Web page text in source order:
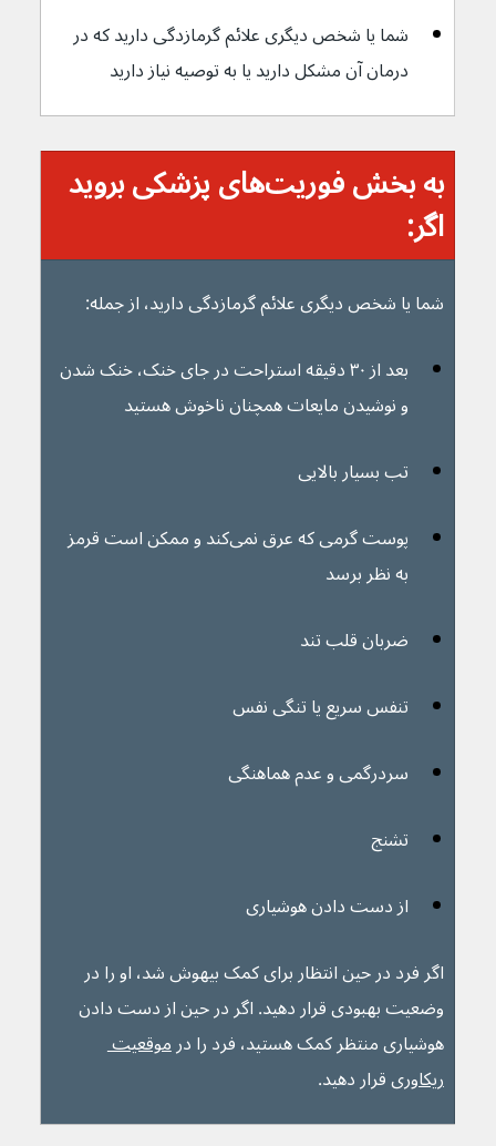
شما یا شخص دیگری علائم گرمازدگی دارید که در
درمان آن مشکل دارید یا به توصیه نیاز دارید
به بخش فوریت‌های پزشکی بروید
اگر:
شما یا شخص دیگری علائم گرمازدگی دارید، از جمله:
بعد از ۳۰ دقیقه استراحت در جای خنک، خنک شدن
و نوشیدن مایعات همچنان ناخوش هستید
تب بسیار بالایی
پوست گرمی که عرق نمی‌کند و ممکن است قرمز
به نظر برسد
ضربان قلب تند
تنفس سریع یا تنگی نفس
سردرگمی و عدم هماهنگی
تشنج
از دست دادن هوشیاری
اگر فرد در حین انتظار برای کمک بیهوش شد، او را در
وضعیت بهبودی قرار دهید. اگر در حین از دست دادن
هوشیاری منتظر کمک هستید، فرد را در موقعیت
ریکاوری قرار دهید.